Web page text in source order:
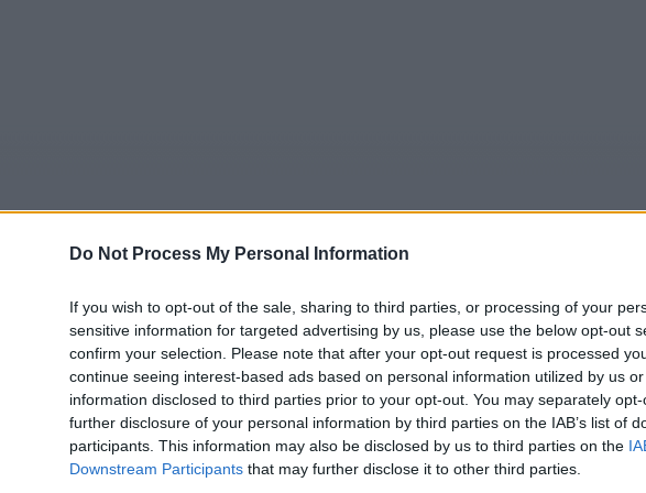
Do Not Process My Personal Information
If you wish to opt-out of the sale, sharing to third parties, or processing of your
sensitive information for targeted advertising by us, please use the below opt-out
confirm your selection. Please note that after your opt-out request is processed
continue seeing interest-based ads based on personal information utilized by us
information disclosed to third parties prior to your opt-out. You may separately
further disclosure of your personal information by third parties on the IAB’s list of
participants. This information may also be disclosed by us to third parties on the
Downstream Participants that may further disclose it to other third parties.
Jetzt 20:15 Tipps Sender Merkzettel TV-Agent Fußball
Gestern Sa Mo Mi Do
The Middle - Der Nebenjob(The Big Chill) - Serie /